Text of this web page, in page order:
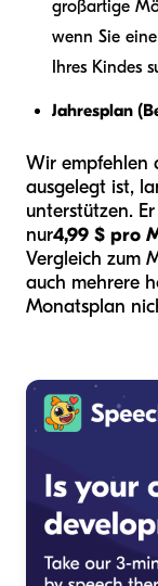
großartige
wenn Sie
Ihres Kindes
Jahresplan
Wir empfehlen
ausgelegt ist,
unterstützen.
nur4,99 $ pro
Vergleich zum
auch mehrere
Monatsplan